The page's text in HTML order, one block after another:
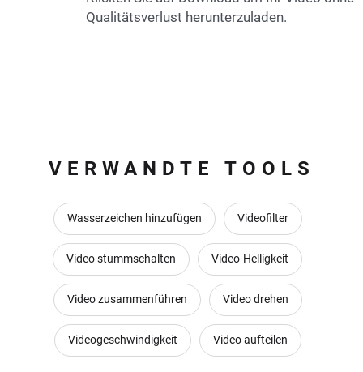
Qualitätsverlust herunterzuladen.
VERWANDTE TOOLS
Wasserzeichen hinzufügen Videofilter
Video stummschalten Video-Helligkeit
Video zusammenführen Video drehen
Videogeschwindigkeit Video aufteilen